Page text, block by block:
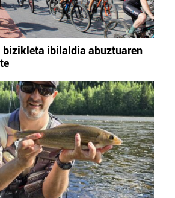
bizikleta ibilaldia abuztuaren